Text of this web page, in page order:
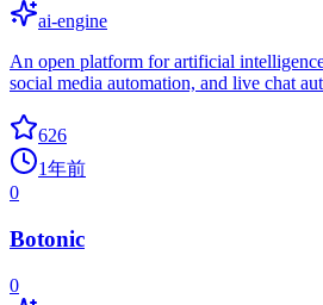
ai-engine
An open platform for artificial
social media automation, and live chat
626
1年前
0
Botonic
0